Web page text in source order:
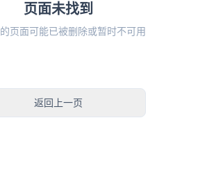
页面未找到
页面可能已被删除或暂时不可用
返回上一页